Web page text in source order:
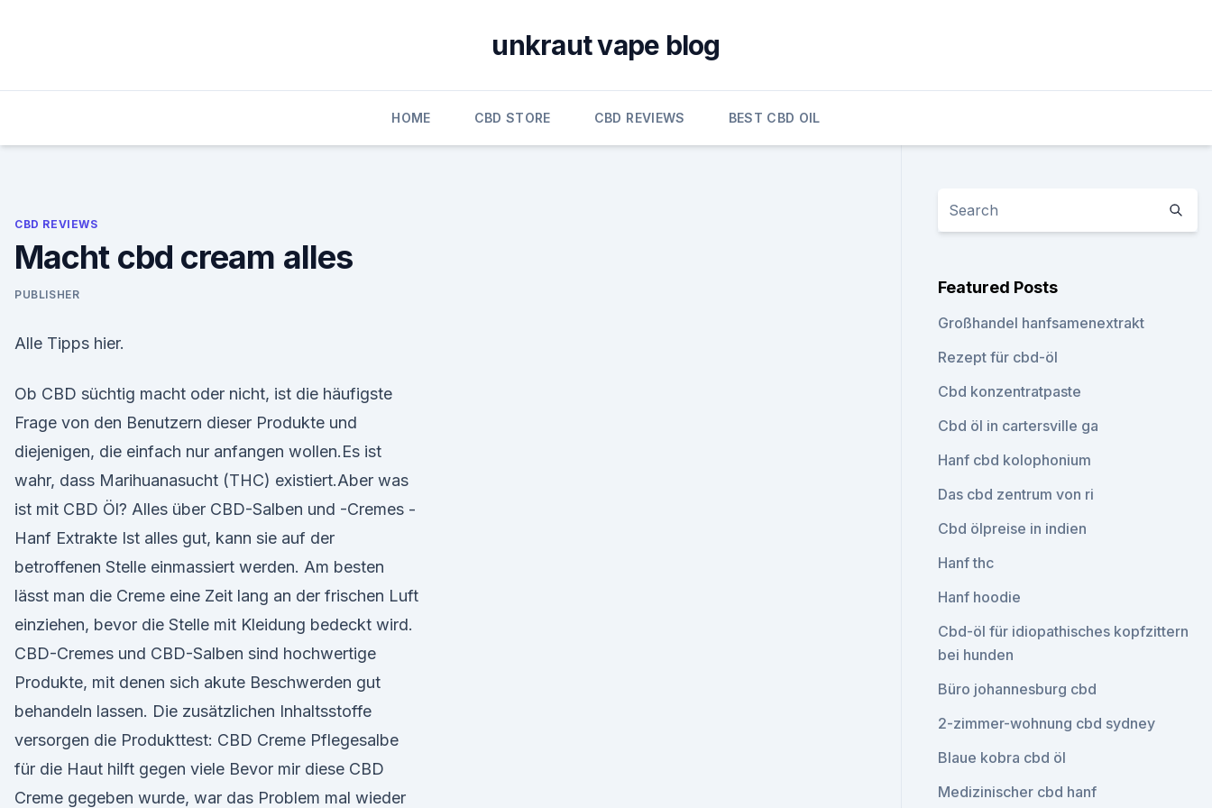
unkraut vape blog
HOME CBD STORE CBD REVIEWS BEST CBD OIL
CBD REVIEWS
Macht cbd cream alles
PUBLISHER
Alle Tipps hier.
Ob CBD süchtig macht oder nicht, ist die häufigste
Frage von den Benutzern dieser Produkte und
diejenigen, die einfach nur anfangen wollen.Es ist
wahr, dass Marihuanasucht (THC) existiert.Aber was
ist mit CBD Öl? Alles über CBD-Salben und -Cremes -
Hanf Extrakte Ist alles gut, kann sie auf der
betroffenen Stelle einmassiert werden. Am besten
lässt man die Creme eine Zeit lang an der frischen Luft
einziehen, bevor die Stelle mit Kleidung bedeckt wird.
CBD-Cremes und CBD-Salben sind hochwertige
Produkte, mit denen sich akute Beschwerden gut
behandeln lassen. Die zusätzlichen Inhaltsstoffe
versorgen die Produkttest: CBD Creme Pflegesalbe
für die Haut hilft gegen viele Bevor mir diese CBD
Creme gegeben wurde, war das Problem mal wieder
Featured Posts
Großhandel hanfsamenextrakt
Rezept für cbd-öl
Cbd konzentratpaste
Cbd öl in cartersville ga
Hanf cbd kolophonium
Das cbd zentrum von ri
Cbd ölpreise in indien
Hanf thc
Hanf hoodie
Cbd-öl für idiopathisches kopfzittern
bei hunden
Büro johannesburg cbd
2-zimmer-wohnung cbd sydney
Blaue kobra cbd öl
Medizinischer cbd hanf